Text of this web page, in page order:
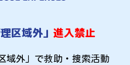
区域外」進入禁止
域外」で救助・捜索活動